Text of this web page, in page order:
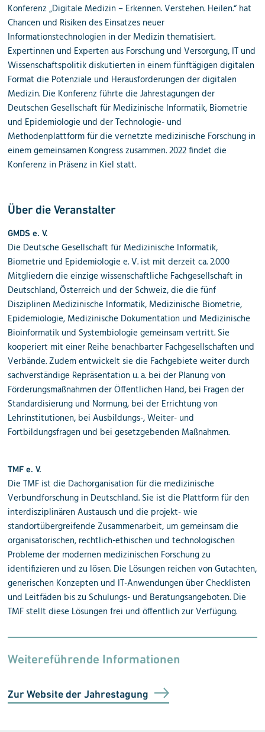
Konferenz „Digitale Medizin – Erkennen. Verstehen. Heilen.“ hat
Chancen und Risiken des Einsatzes neuer
Informationstechnologien in der Medizin thematisiert.
Expertinnen und Experten aus Forschung und Versorgung, IT und
Wissenschaftspolitik diskutierten in einem fünftägigen digitalen
Format die Potenziale und Herausforderungen der digitalen
Medizin. Die Konferenz führte die Jahrestagungen der
Deutschen Gesellschaft für Medizinische Informatik, Biometrie
und Epidemiologie und der Technologie- und
Methodenplattform für die vernetzte medizinische Forschung in
einem gemeinsamen Kongress zusammen. 2022 findet die
Konferenz in Präsenz in Kiel statt.
Über die Veranstalter
GMDS e. V.
Die Deutsche Gesellschaft für Medizinische Informatik,
Biometrie und Epidemiologie e. V. ist mit derzeit ca. 2.000
Mitgliedern die einzige wissenschaftliche Fachgesellschaft in
Deutschland, Österreich und der Schweiz, die die fünf
Disziplinen Medizinische Informatik, Medizinische Biometrie,
Epidemiologie, Medizinische Dokumentation und Medizinische
Bioinformatik und Systembiologie gemeinsam vertritt. Sie
kooperiert mit einer Reihe benachbarter Fachgesellschaften und
Verbände. Zudem entwickelt sie die Fachgebiete weiter durch
sachverständige Repräsentation u. a. bei der Planung von
Förderungsmaßnahmen der Öffentlichen Hand, bei Fragen der
Standardisierung und Normung, bei der Errichtung von
Lehrinstitutionen, bei Ausbildungs-, Weiter- und
Fortbildungsfragen und bei gesetzgebenden Maßnahmen.
TMF e. V.
Die TMF ist die Dachorganisation für die medizinische
Verbundforschung in Deutschland. Sie ist die Plattform für den
interdisziplinären Austausch und die projekt- wie
standortübergreifende Zusammenarbeit, um gemeinsam die
organisatorischen, rechtlich-ethischen und technologischen
Probleme der modernen medizinischen Forschung zu
identifizieren und zu lösen. Die Lösungen reichen von Gutachten,
generischen Konzepten und IT-Anwendungen über Checklisten
und Leitfäden bis zu Schulungs- und Beratungsangeboten. Die
TMF stellt diese Lösungen frei und öffentlich zur Verfügung.
Weitereführende Informationen
Zur Website der Jahrestagung